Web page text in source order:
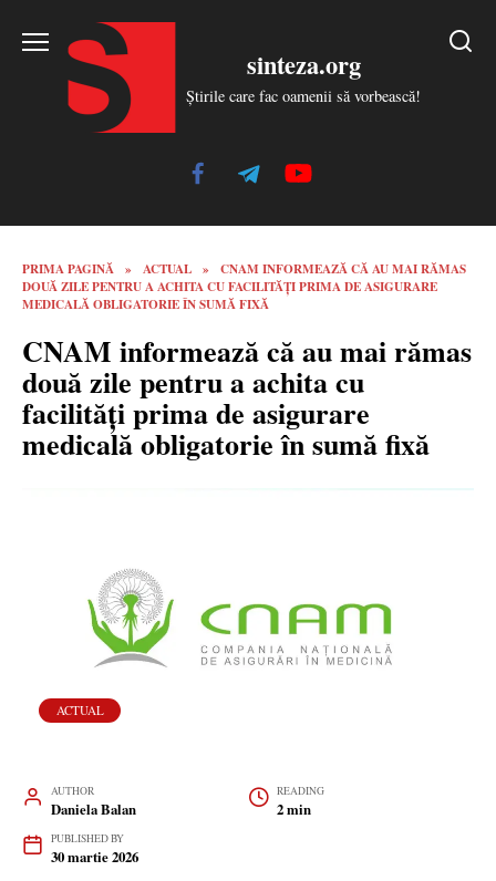
sinteza.org
Știrile care fac oamenii să vorbească!
PRIMA PAGINĂ » ACTUAL »
CNAM INFORMEAZĂ CĂ AU MAI RĂMAS
DOUĂ ZILE PENTRU A ACHITA CU FACILITĂȚI PRIMA DE ASIGURARE
MEDICALĂ OBLIGATORIE ÎN SUMĂ FIXĂ
CNAM informează că au mai rămas
două zile pentru a achita cu
facilități prima de asigurare
medicală obligatorie în sumă fixă
ACTUAL
AUTHOR
Daniela Balan
READING
2 min
PUBLISHED BY
30 martie 2026